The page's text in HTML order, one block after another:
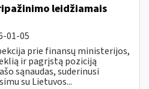
leidžiamais
01-05
prie finansų ministerijos,
ir pagrįstą poziciją
sąnaudas, suderinusi
su Lietuvos...